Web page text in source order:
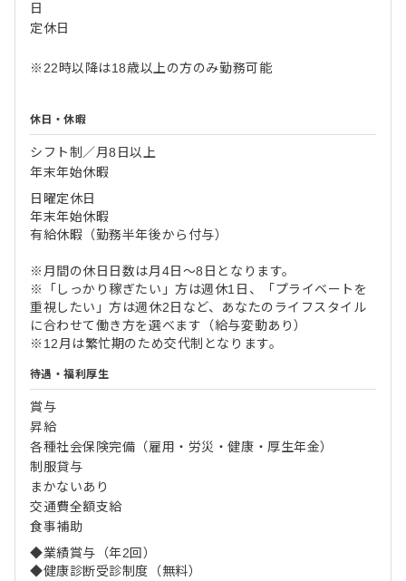
日
定休日
※22時以降は18歳以上の方のみ勤務可能
休日・休暇
シフト制／月8日以上
年末年始休暇
日曜定休日
年末年始休暇
有給休暇（勤務半年後から付与）
※月間の休日日数は月4日～8日となります。
※「しっかり稼ぎたい」方は週休1日、「プライベートを
重視したい」方は週休2日など、あなたのライフスタイル
に合わせて働き方を選べます（給与変動あり）
※12月は繁忙期のため交代制となります。
待遇・福利厚生
賞与
昇給
各種社会保険完備（雇用・労災・健康・厚生年金）
制服貸与
まかないあり
交通費全額支給
食事補助
◆業績賞与（年2回）
◆健康診断受診制度（無料）